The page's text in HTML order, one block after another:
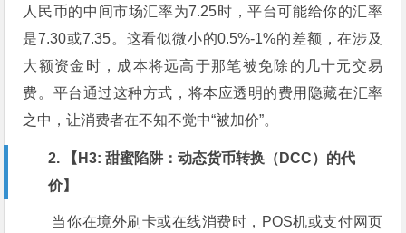
人民币的中间市场汇率为7.25时，平台可能给你的汇率
是7.30或7.35。这看似微小的0.5%-1%的差额，在涉及
大额资金时，成本将远高于那笔被免除的几十元交易
费。平台通过这种方式，将本应透明的费用隐藏在汇率
之中，让消费者在不知不觉中“被加价”。
2. 【H3: 甜蜜陷阱：动态货币转换（DCC）的代
价】
当你在境外刷卡或在线消费时，POS机或支付网页